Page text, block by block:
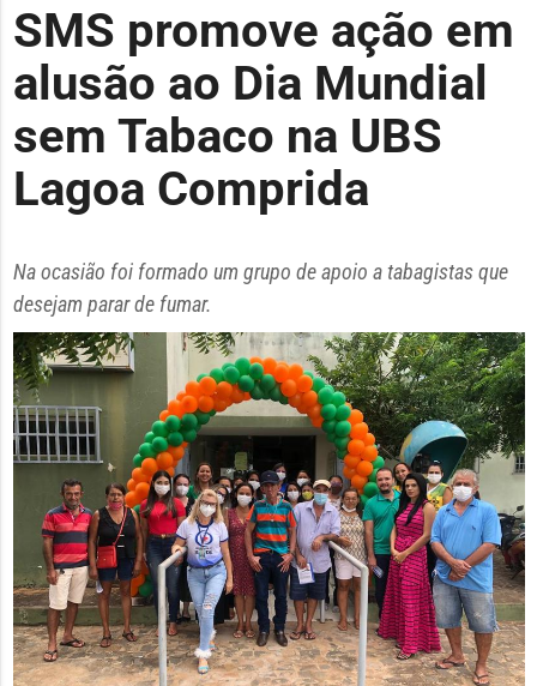
SMS promove ação em
alusão ao Dia Mundial
sem Tabaco na UBS
Lagoa Comprida
Na ocasião foi formado um grupo de apoio a tabagistas que
desejam parar de fumar.